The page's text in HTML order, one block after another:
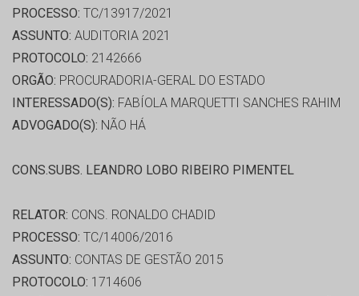
PROCESSO: TC/13917/2021
ASSUNTO: AUDITORIA 2021
PROTOCOLO: 2142666
ORGÃO: PROCURADORIA-GERAL DO ESTADO
INTERESSADO(S): FABÍOLA MARQUETTI SANCHES RAHIM
ADVOGADO(S): NÃO HÁ
CONS.SUBS. LEANDRO LOBO RIBEIRO PIMENTEL
RELATOR: CONS. RONALDO CHADID
PROCESSO: TC/14006/2016
ASSUNTO: CONTAS DE GESTÃO 2015
PROTOCOLO: 1714606